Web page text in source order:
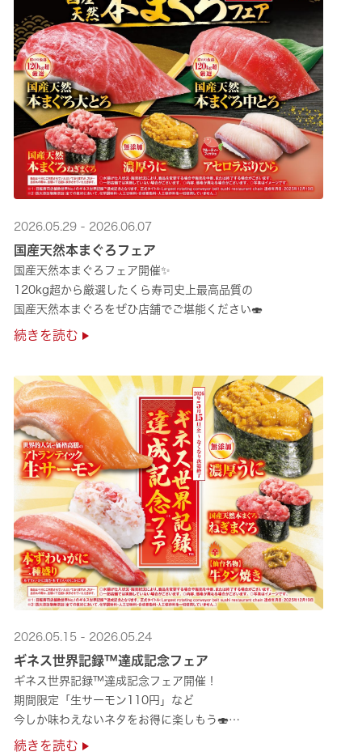
2026.05.29 - 2026.06.07
国産天然本まぐろフェア
国産天然本まぐろフェア開催✨
120kg超から厳選したくら寿司史上最高品質の
国産天然本まぐろをぜひ店舗でご堪能ください🍣
続きを読む
2026.05.15 - 2026.05.24
ギネス世界記録™達成記念フェア
ギネス世界記録™達成記念フェア開催！
期間限定「生サーモン110円」など
今しか味わえないネタをお得に楽しもう🍣
是非お越しください✨
続きを読む